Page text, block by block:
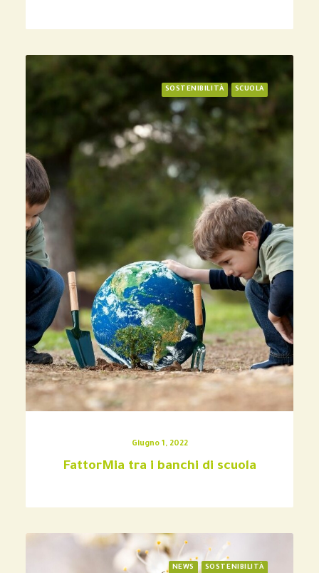
SOSTENIBILITÀ SCUOLA
Giugno 1, 2022
FattorMia tra i banchi di scuola
NEWS SOSTENIBILITÀ